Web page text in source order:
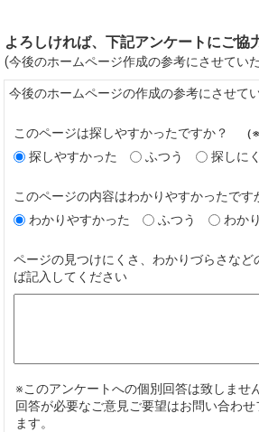
よろしければ、下記アンケートにご協
(今後のホームページ作成の参考にさせてい
今後のホームページの作成の参考にさせて
このページは探しやすかったですか？ （
探しやすかった ふつう 探しに
このページの内容はわかりやすかったで
わかりやすかった ふつう わか
ページの見つけにくさ、わかりづらさなど
ば記入してください
※このアンケートへの個別回答は致しません
回答が必要なご意見ご要望はお問い合わ
ます。